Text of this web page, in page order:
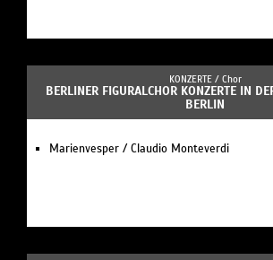
KONZERTE / Chor
BERLINER FIGURALCHOR KONZERTE IN
BERLIN
Marienvesper / Claudio Monteverdi